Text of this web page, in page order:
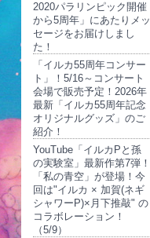
2020パラリンピック開催
から5周年」にあたりメッ
セージをお届けしまし
た！
「イルカ55周年コンサー
ト」！5/16～コンサート
会場で販売予定！2026年
最新「イルカ55周年記念
オリジナルグッズ」のご
紹介！
YouTube「イルカPと孫
の実験室」最新作第7弾！
「私の青空」が登場！今
回は"イルカ × 加賀(ネギ
シャワーP)×月下推敲" の
コラボレーション！
（5/9）